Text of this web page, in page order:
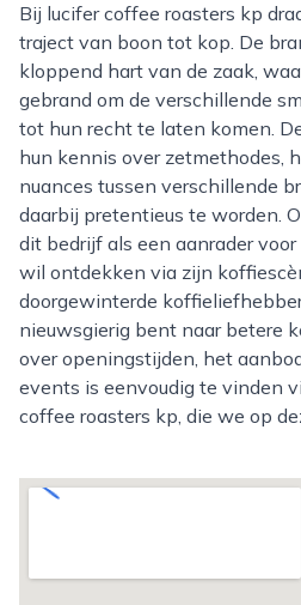
Bij lucifer coffee roasters kp draait het om het volledige
traject van boon tot kop. De
kloppend hart van de zaak,
gebrand om de verschillende
tot hun recht te laten komen.
hun kennis over zetmethodes,
nuances tussen verschillende
daarbij pretentieus te worden.
dit bedrijf als een aanrader
wil ontdekken via zijn
doorgewinterde
nieuwsgierig bent naar betere
over openingstijden, het
events is eenvoudig te vinden
coffee roasters kp, die we op